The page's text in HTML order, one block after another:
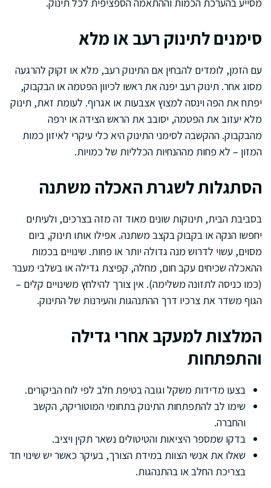
סימנים לתינוק רעב או מלא
עם הזמן, לומדים להבחין אם התינוק רעב, מלא או זקוק להרגעה
מסוג אחר. תינוק רעב יפנה את ראשו לכיוון הפטמה או הבקבוק,
יפתח את הפה וינסה למצוץ אצבעות או אגרוף. לעומת זאת, תינוק
מלא יעזוב את הפטמה, יסובב את הראש הצידה או ירפה
מהבקבוק. ההקשבה לסימני התינוק היא כלי עיקרי לאיזון כמות
המזון – לא פחות מההנחיות הכלליות של כמויות.
הסתגלות לשגרת האכלה משתנה
בסביבת הבית, תינוקות שונים מאוד זה מזה בצרכים, ולעיתים
יחפשו הנקה או בקבוק בקצב משתנה. אפילו אותו תינוק, ביום
מסוים, עשוי לדרוש מנה גדולה יותר או פחות. שינויים בכמות
ההאכלה שכיחים עקב חום, מחלה, קפיצת גדילה או בשלבי מעבר
(כמו כניסה לתזונה משלימה). אין צורך להילחץ משינויים קלים –
הגוף משדר את צרכיו דרך ההתנהגות והעירנות של התינוק.
המלצות למעקב אחרי גדילה
והתפתחות
בצעו מדידות משקל וגובה בטיפת חלב לפי לוח הביקורים.
שימו לב להתפתחות התינוק בתחומי המוטוריקה, הקשב
והחברה.
בדקו שמספר היציאות והטיטולים נשאר תקין ויציב.
שאלו את אנשי הצוות במידת הצורך, בעיקר כאשר יש שינוי חד
בצריכת החלב או בהתנהגות.